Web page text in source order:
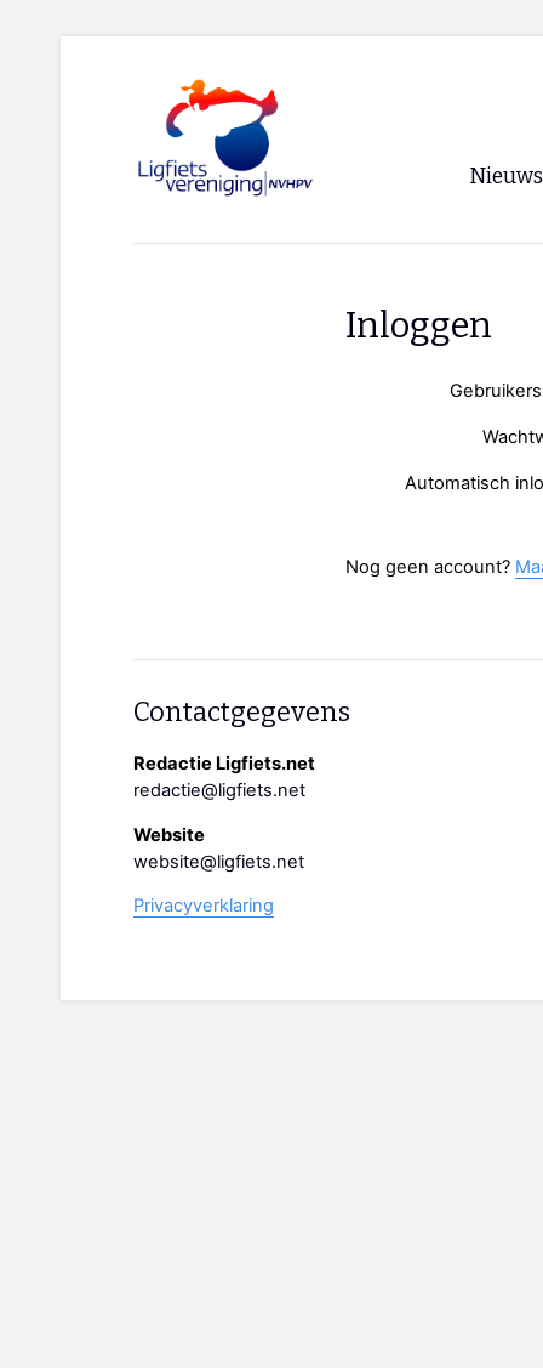
Nieuws
Inloggen
Automatisch
Nog geen account?
Contactgegevens
Redactie Ligfiets.net
redactie@ligfiets.net
Website
website@ligfiets.net
Privacyverklaring